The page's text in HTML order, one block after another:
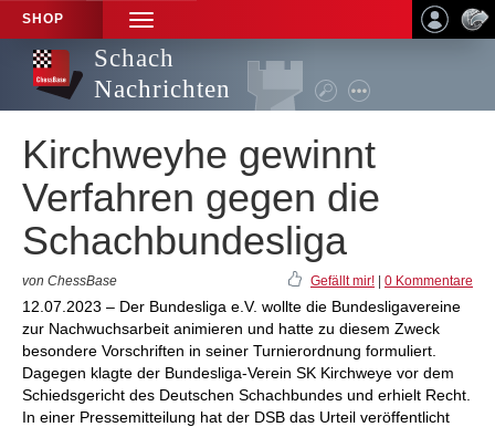
SHOP
TOGGLE
NAVIGATION
Schach
Nachrichten
Kirchweyhe gewinnt
Verfahren gegen die
Schachbundesliga
von ChessBase Gefällt mir! 0 Kommentare
12.07.2023 – Der Bundesliga e.V. wollte die Bundesligavereine
zur Nachwuchsarbeit animieren und hatte zu diesem Zweck
besondere Vorschriften in seiner Turnierordnung formuliert.
Dagegen klagte der Bundesliga-Verein SK Kirchweye vor dem
Schiedsgericht des Deutschen Schachbundes und erhielt Recht.
In einer Pressemitteilung hat der DSB das Urteil veröffentlicht